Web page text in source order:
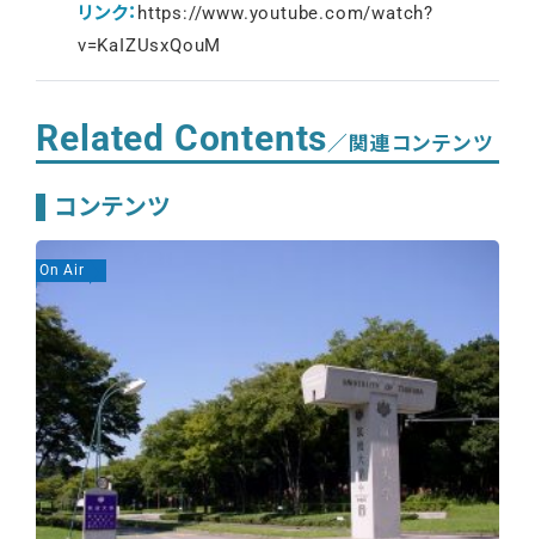
リンク： https://www.youtube.com/watch?
v=KaIZUsxQouM
Related Contents／関連コンテンツ
コンテンツ
On Air